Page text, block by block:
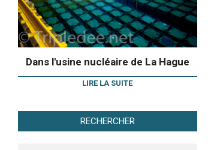
Dans l'usine nucléaire de La Hague
LIRE LA SUITE
RECHERCHER